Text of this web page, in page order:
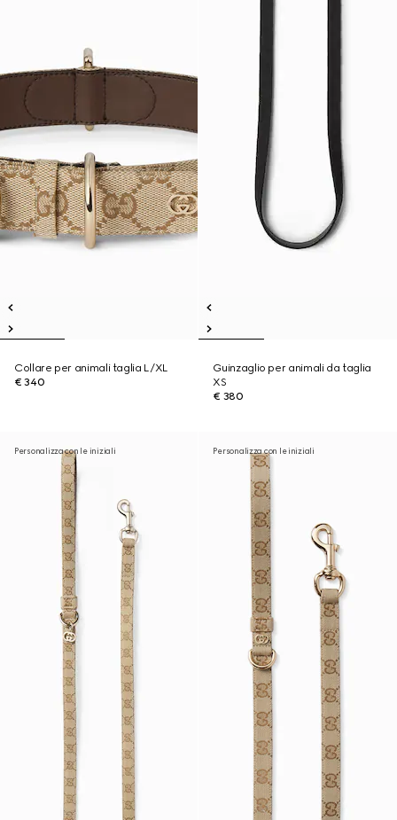
Collare per animali taglia L/XL
€ 340
Guinzaglio per animali da taglia
XS
€ 380
Personalizza con le iniziali Personalizza con le iniziali